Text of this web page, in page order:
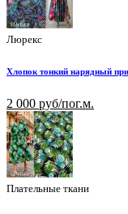
Люрекс
Хлопок тонкий нарядный
2 000 руб/пог.м.
Плательные ткани